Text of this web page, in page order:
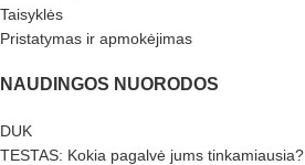
Taisyklės
Pristatymas ir apmokėjimas
NAUDINGOS NUORODOS
DUK
TESTAS: Kokia pagalvė jums tinkamiausia?